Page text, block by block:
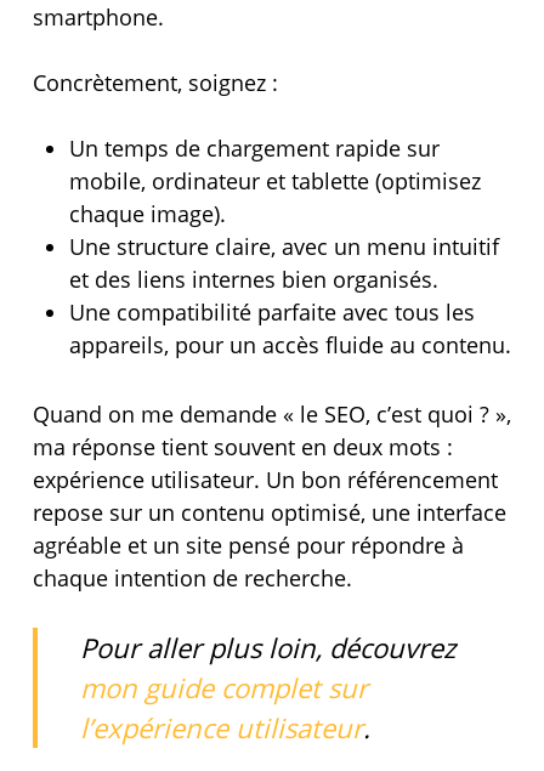
smartphone.
Concrètement, soignez :
Un temps de chargement rapide sur
mobile, ordinateur et tablette (optimisez
chaque image).
Une structure claire, avec un menu intuitif
et des liens internes bien organisés.
Une compatibilité parfaite avec tous les
appareils, pour un accès fluide au contenu.
Quand on me demande « le SEO, c’est quoi ? »,
ma réponse tient souvent en deux mots :
expérience utilisateur. Un bon référencement
repose sur un contenu optimisé, une interface
agréable et un site pensé pour répondre à
chaque intention de recherche.
Pour aller plus loin, découvrez
mon guide complet sur
l’expérience utilisateur.